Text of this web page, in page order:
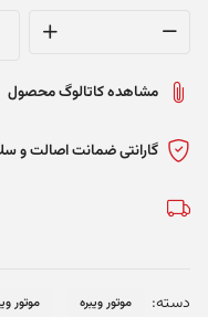
برقی
ویبراس
-
مشاهده کاتالوگ محصول
گارانتی ضمانت اصالت و
دسته: موتور ویبره موتور